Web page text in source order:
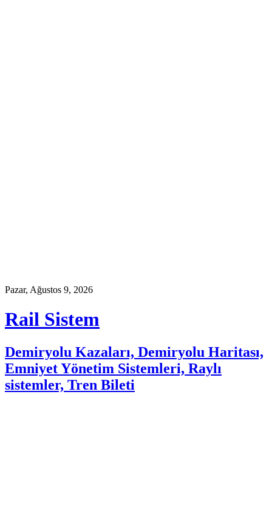
Pazar, Ağustos 9, 2026
Rail Sistem
Demiryolu Kazaları, Demiryolu Haritası,
Emniyet Yönetim Sistemleri, Raylı
sistemler, Tren Bileti